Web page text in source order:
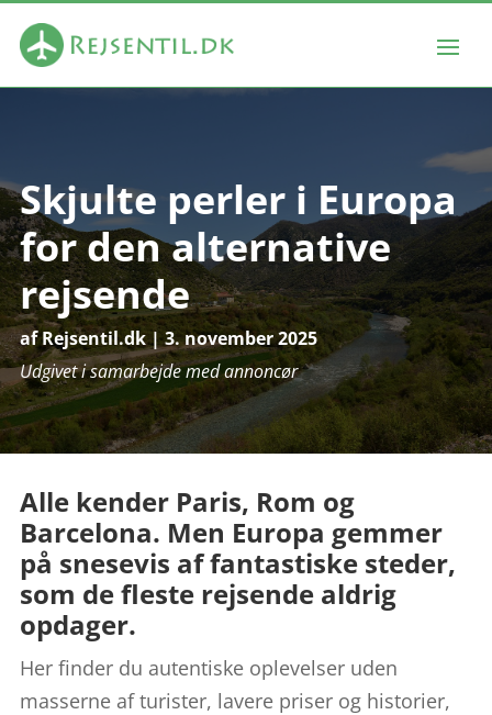
Skjulte perler i Europa
for den alternative
rejsende
afRejsentil.dk|3. november 2025
Udgivet i samarbejde med annoncør
Alle kender Paris, Rom og
Barcelona. Men Europa gemmer
på snesevis af fantastiske steder,
som de fleste rejsende aldrig
opdager.
Her finder du autentiske oplevelser uden
masserne af turister, lavere priser og historier,